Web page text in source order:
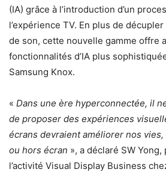
(IA) grâce à l’introduction d’un
l’expérience TV. En plus de
de son, cette nouvelle gamme offre
fonctionnalités d’IA plus
Samsung Knox.
« Dans une ère hyperconnectée, il
de proposer des expériences
écrans devraient améliorer nos
ou hors écran », a déclaré SW
l’activité Visual Display Business